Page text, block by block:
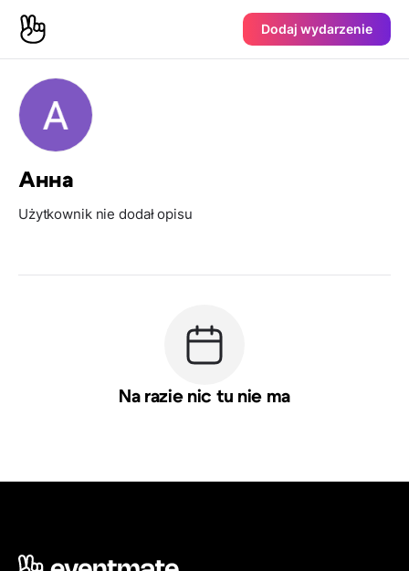
Dodaj wydarzenie
Анна
Użytkownik nie dodał opisu
Na razie nic tu nie ma